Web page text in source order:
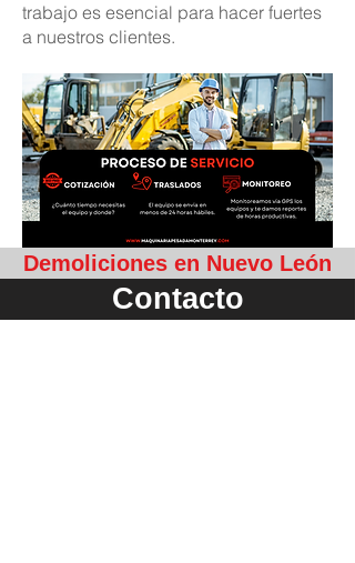
trabajo es esencial para hacer fuertes
a nuestros clientes.
Demoliciones en Nuevo León
Contacto